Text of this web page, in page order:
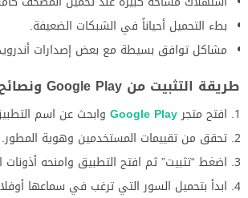
بطء التحميل أحياناً في الشبكات الضعيفة.
مشاكل توافق بسيطة مع بعض إصدارات
طريقة التثبيت من Google Play ونصائح الأمان
افتح متجرGoogle Play وابحث عن اسم
تحقق من تقييمات المستخدمين وهوية المطور.
اضغط “تثبيت” ثم افتح التطبيق وامنحه أذونات
ابدأ بتحميل السور التي ترغب في سماعها